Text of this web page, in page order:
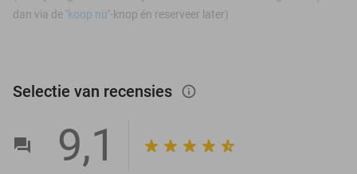
dan via de ‘koop nu’-knop én reserveer later)
Selectie van recensies info_outlined
9,1